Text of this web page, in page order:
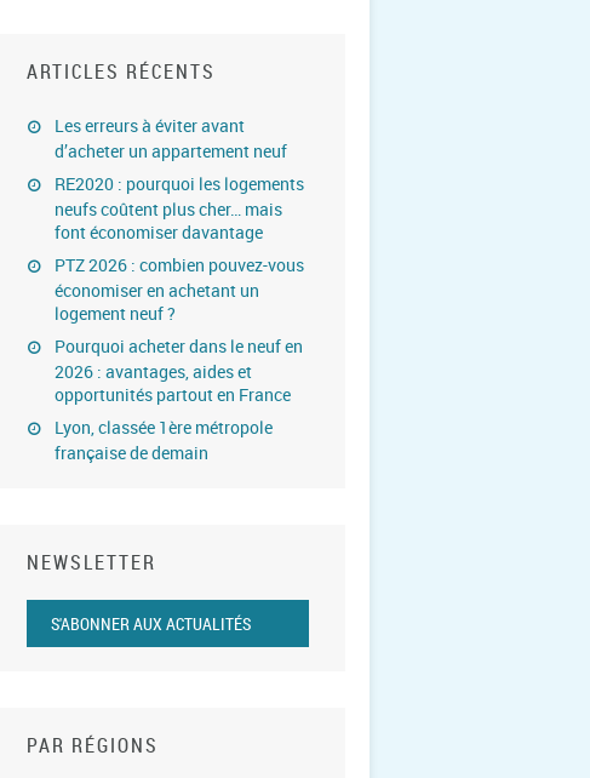
ARTICLES RÉCENTS
Les erreurs à éviter avant
d’acheter un appartement neuf
RE2020 : pourquoi les logements
neufs coûtent plus cher… mais
font économiser davantage
PTZ 2026 : combien pouvez-vous
économiser en achetant un
logement neuf ?
Pourquoi acheter dans le neuf en
2026 : avantages, aides et
opportunités partout en France
Lyon, classée 1ère métropole
française de demain
NEWSLETTER
S'ABONNER AUX ACTUALITÉS
PAR RÉGIONS